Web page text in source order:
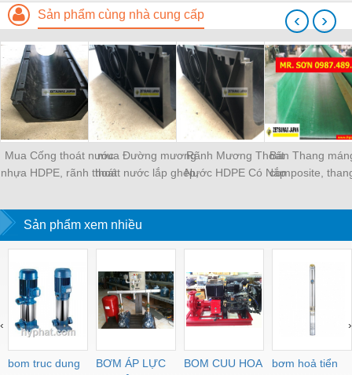
Sản phẩm cùng nhà cung cấp
Mua Cống thoát nước
nhựa HDPE, rãnh thoát
rãnh mương - Mới
100%
mua Đường mương
thoát nước lắp ghép,
kênh thoát nước - Mới
100%
Rãnh Mương Thoát
Nước HDPE Có Nắp
Bán Thang
composite,
nhựa.
‹ ›
Sản phẩm xem nhiều
bom truc dung
BƠM ÁP LỰC
BOM CUU HOA
bơm hoả tiển
‹ ›